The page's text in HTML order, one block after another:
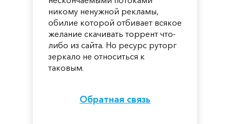
никому ненужной рекламы,
обилие которой отбивает всякое
желание скачивать торрент что-
либо из сайта. Но ресурс руторг
зеркало не относиться к
таковым.
Обратная связь